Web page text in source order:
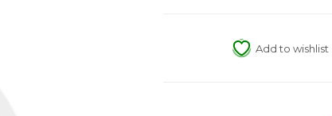
Add to wishlist